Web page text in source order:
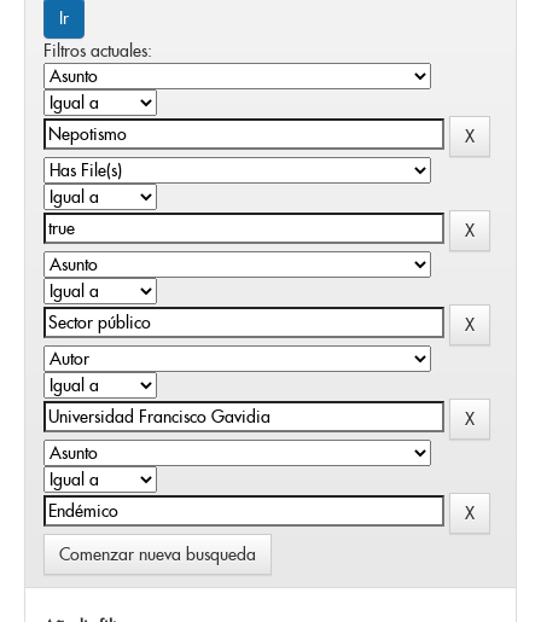
Filtros actuales:
Comenzar nueva busqueda